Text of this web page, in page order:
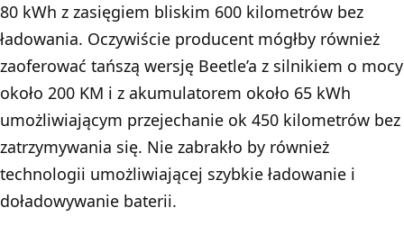
80 kWh z zasięgiem bliskim 600 kilometrów bez
ładowania. Oczywiście producent mógłby również
zaoferować tańszą wersję Beetle’a z silnikiem o mocy
około 200 KM i z akumulatorem około 65 kWh
umożliwiającym przejechanie ok 450 kilometrów bez
zatrzymywania się. Nie zabrakło by również
technologii umożliwiającej szybkie ładowanie i
doładowywanie baterii.